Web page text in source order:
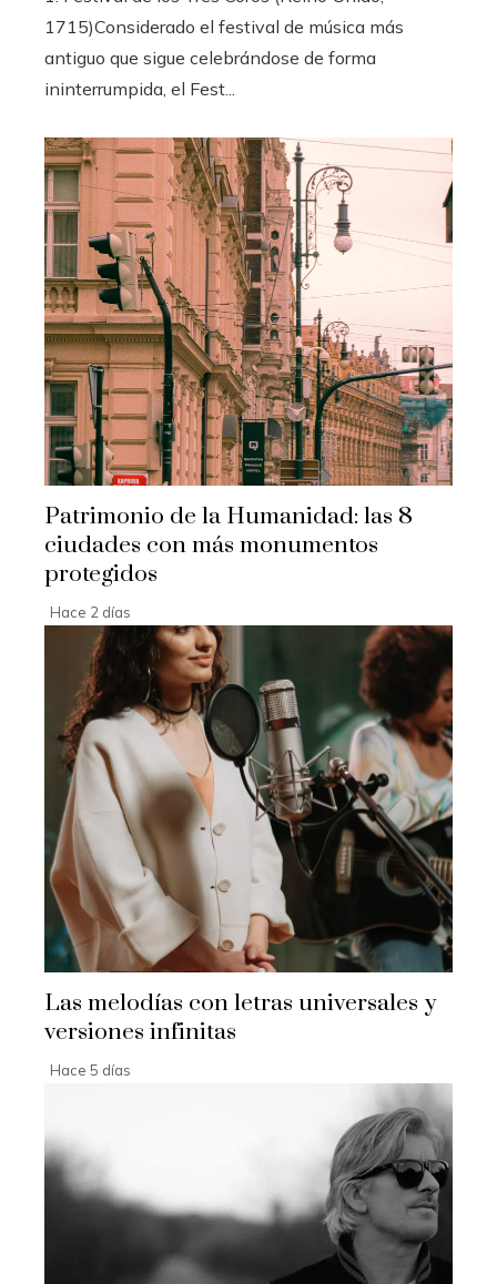
1715)Considerado el festival de música más
antiguo que sigue celebrándose de forma
ininterrumpida, el Fest...
Patrimonio de la Humanidad: las 8
ciudades con más monumentos
protegidos
Hace 2 días
Las melodías con letras universales y
versiones infinitas
Hace 5 días